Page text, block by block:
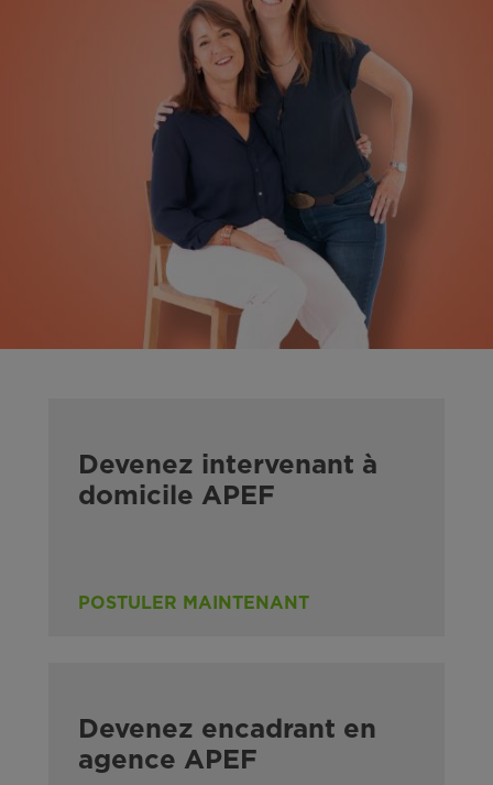
Devenez intervenant à
domicile APEF
POSTULER MAINTENANT
Devenez encadrant en
agence APEF